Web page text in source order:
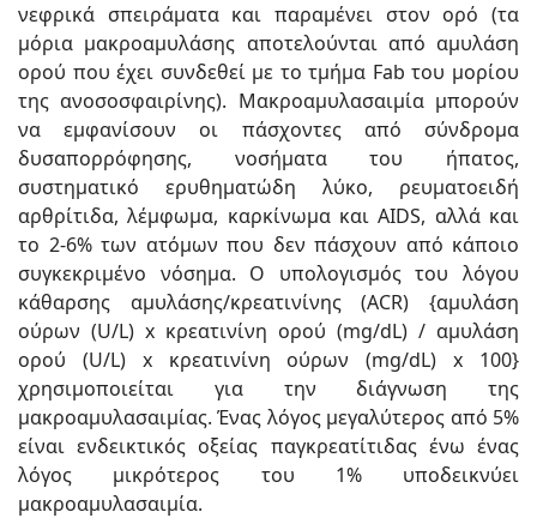
νεφρικά σπειράματα και παραμένει στον ορό (τα
μόρια μακροαμυλάσης αποτελούνται από αμυλάση
ορού που έχει συνδεθεί με το τμήμα Fab του μορίου
της ανοσοσφαιρίνης). Μακροαμυλασαιμία μπορούν
να εμφανίσουν οι πάσχοντες από σύνδρομα
δυσαπορρόφησης, νοσήματα του ήπατος,
συστηματικό ερυθηματώδη λύκο, ρευματοειδή
αρθρίτιδα, λέμφωμα, καρκίνωμα και AIDS, αλλά και
το 2-6% των ατόμων που δεν πάσχουν από κάποιο
συγκεκριμένο νόσημα. Ο υπολογισμός του λόγου
κάθαρσης αμυλάσης/κρεατινίνης (ACR) {αμυλάση
ούρων (U/L) x κρεατινίνη ορού (mg/dL) / αμυλάση
ορού (U/L) x κρεατινίνη ούρων (mg/dL) x 100}
χρησιμοποιείται για την διάγνωση της
μακροαμυλασαιμίας. Ένας λόγος μεγαλύτερος από 5%
είναι ενδεικτικός οξείας παγκρεατίτιδας ένω ένας
λόγος μικρότερος του 1% υποδεικνύει
μακροαμυλασαιμία.